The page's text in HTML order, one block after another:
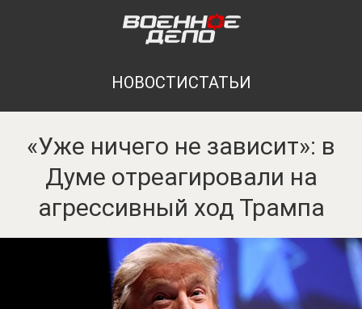
НОВОСТИСТАТЬИ
«Уже ничего не зависит»: в
Думе отреагировали на
агрессивный ход Трампа